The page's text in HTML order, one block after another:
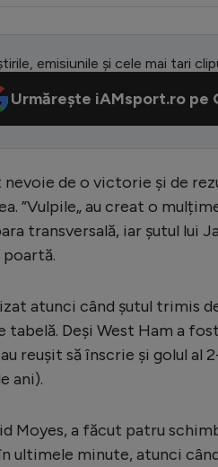
emisiunile și cele mai tari
Urmărește iAMsport.ro pe
nevoie de o victorie și de
”Vulpile„ au creat o
transversală, iar șutul lui
atunci când șutul trimis
tabelă. Deși West Ham a
reușit să înscrie și golul al
ani).
Moyes, a făcut patru
ultimele minute, atunci